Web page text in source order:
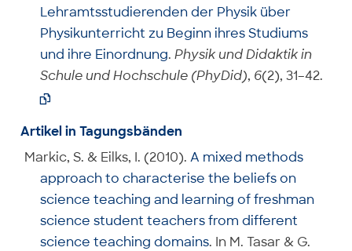
Lehramtsstudierenden der Physik über
Physikunterricht zu Beginn ihres Studiums
und ihre Einordnung. Physik und Didaktik in
Schule und Hochschule (PhyDid), 6(2), 31–42.

Artikel in Tagungsbänden
Markic, S. & Eilks, I. (2010). A mixed methods
approach to characterise the beliefs on
science teaching and learning of freshman
science student teachers from different
science teaching domains. In M. Tasar & G.